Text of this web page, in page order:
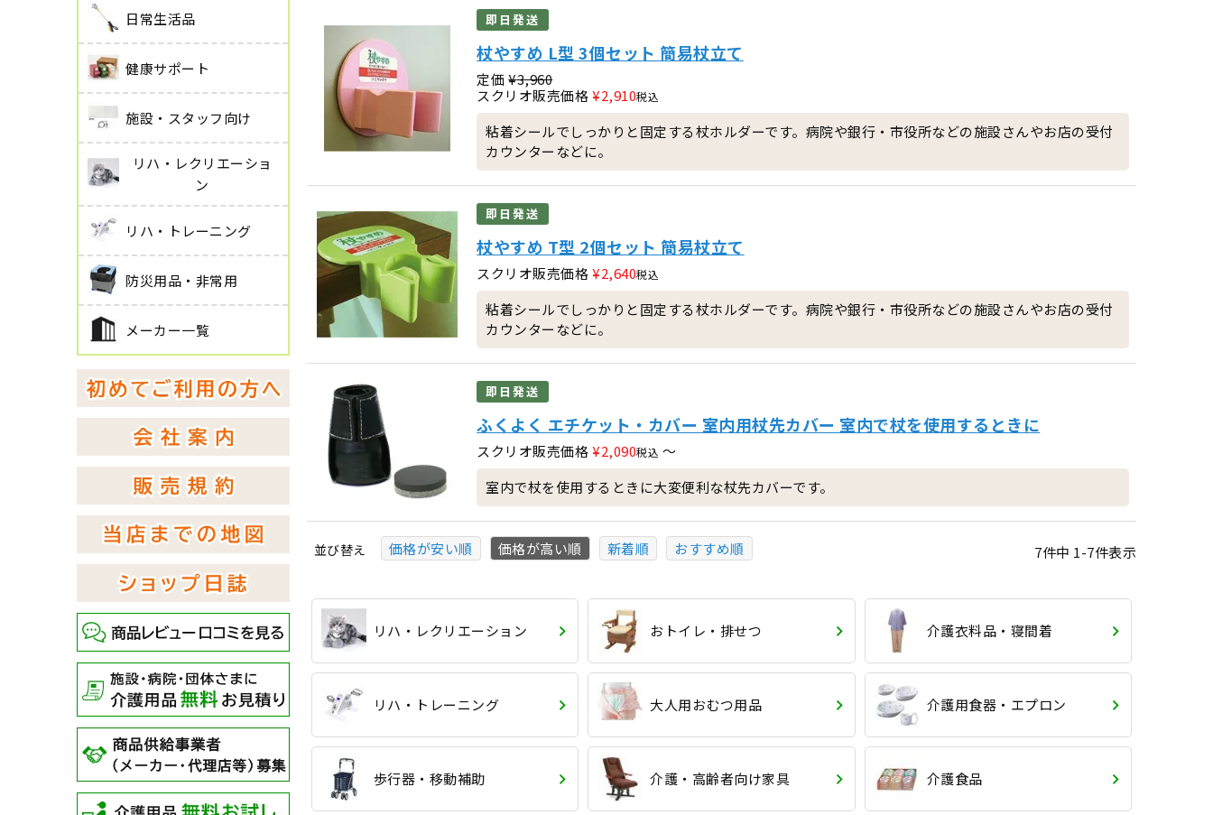
日常生活品
健康サポート
施設・スタッフ向け
リハ・レクリエーショ
ン
リハ・トレーニング
防災用品・非常用
メーカー一覧
即日発送
杖やすめ L型 3個セット 簡易杖立て
定価 ¥3,960
スクリオ販売価格 ¥2,910税込
粘着シールでしっかりと固定する杖ホルダーです。病院や銀行・市役所などの施設さんやお店の受付
カウンターなどに。
即日発送
杖やすめ T型 2個セット 簡易杖立て
スクリオ販売価格 ¥2,640税込
粘着シールでしっかりと固定する杖ホルダーです。病院や銀行・市役所などの施設さんやお店の受付
カウンターなどに。
即日発送
ふくよく エチケット・カバー 室内用杖先カバー 室内で杖を使用するときに
スクリオ販売価格 ¥2,090税込 〜
室内で杖を使用するときに大変便利な杖先カバーです。
並び替え 価格が安い順 価格が高い順 新着順 おすすめ順 7件中 1-7件表示
リハ・レクリエーション おトイレ・排せつ 介護衣料品・寝間着
リハ・トレーニング 大人用おむつ用品 介護用食器・エプロン
歩行器・移動補助 介護・高齢者向け家具 介護食品